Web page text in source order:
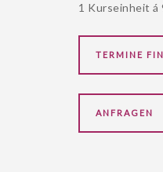
1 Kurseinheit á
TERMINE
ANFRAGEN